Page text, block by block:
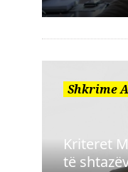
Shkrime
Kriteret
të